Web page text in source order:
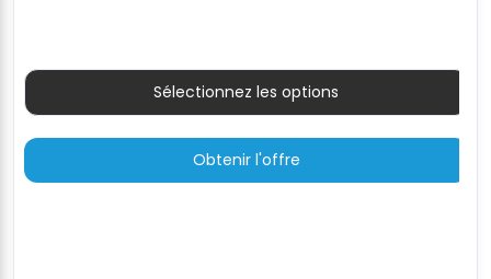
42 €
Sélectionnez les options
Obtenir l'offre